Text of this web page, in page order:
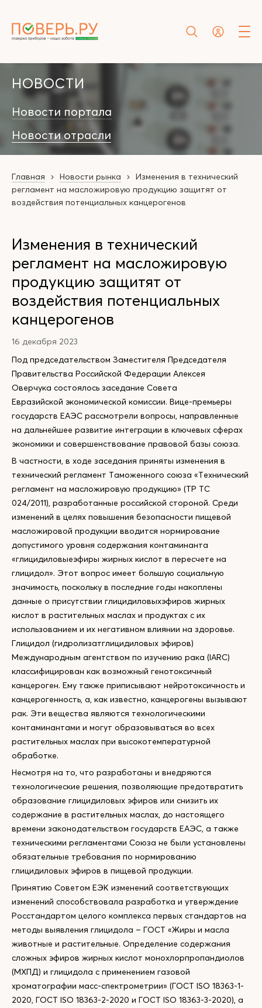
НОВОСТИ
Новости портала
Новости отрасли
Главная Новости рынка
Изменения в технический
регламент на масложировую продукцию защитят от
воздействия потенциальных канцерогенов
Изменения в технический
регламент на масложировую
продукцию защитят от
воздействия потенциальных
канцерогенов
16 декабря 2023
Под председательством Заместителя Председателя
Правительства Российской Федерации Алексея
Оверчука состоялось заседание Совета
Евразийской экономической комиссии. Вице-премьеры
государств ЕАЭС рассмотрели вопросы, направленные
на дальнейшее развитие интеграции в ключевых сферах
экономики и совершенствование правовой базы союза.
В частности, в ходе заседания приняты изменения в
технический регламент Таможенного союза «Технический
регламент на масложировую продукцию» (ТР ТС
024/2011), разработанные российской стороной. Среди
изменений в целях повышения безопасности пищевой
масложировой продукции вводится нормирование
допустимого уровня содержания контаминанта
«глицидиловыеэфиры жирных кислот в пересчете на
глицидол». Этот вопрос имеет большую социальную
значимость, поскольку в последние годы накоплены
данные о присутствии глицидиловыхэфиров жирных
кислот в растительных маслах и продуктах с их
использованием и их негативном влиянии на здоровье.
Глицидол (гидролизатглицидиловых эфиров)
Международным агентством по изучению рака (IARC)
классифицирован как возможный генотоксичный
канцероген. Ему также приписывают нейротоксичность и
канцерогенность, а, как известно, канцерогены вызывают
рак. Эти вещества являются технологическими
контаминантами и могут образовываться во всех
растительных маслах при высокотемпературной
обработке.
Несмотря на то, что разработаны и внедряются
технологические решения, позволяющие предотвратить
образование глицидиловых эфиров или снизить их
содержание в растительных маслах, до настоящего
времени законодательством государств ЕАЭС, а также
техническими регламентами Союза не были установлены
обязательные требования по нормированию
глицидиловых эфиров в пищевой продукции.
Принятию Советом ЕЭК изменений соответствующих
изменений способствовала разработка и утверждение
Росстандартом целого комплекса первых стандартов на
методы выявления глицидола – ГОСТ «Жиры и масла
животные и растительные. Определение содержания
сложных эфиров жирных кислот монохлорпропандиолов
(МХПД) и глицидола с применением газовой
хроматографии масс-спектрометрии» (ГОСТ ISO 18363-1-
2020, ГОСТ ISO 18363-2-2020 и ГОСТ ISO 18363-3-2020), а